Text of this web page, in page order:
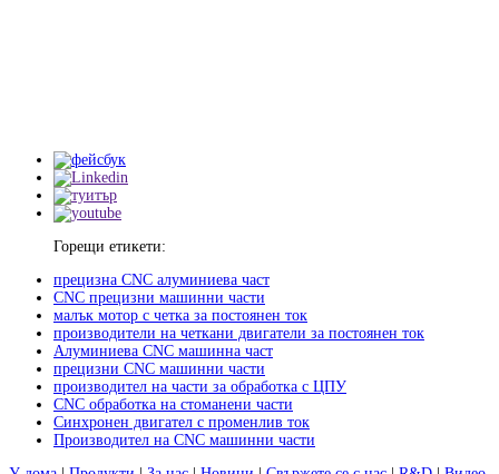
Горещи етикети:
прецизна CNC алуминиева част
CNC прецизни машинни части
малък мотор с четка за постоянен ток
производители на четкани двигатели за постоянен ток
Алуминиева CNC машинна част
прецизни CNC машинни части
производител на части за обработка с ЦПУ
CNC обработка на стоманени части
Синхронен двигател с променлив ток
Производител на CNC машинни части